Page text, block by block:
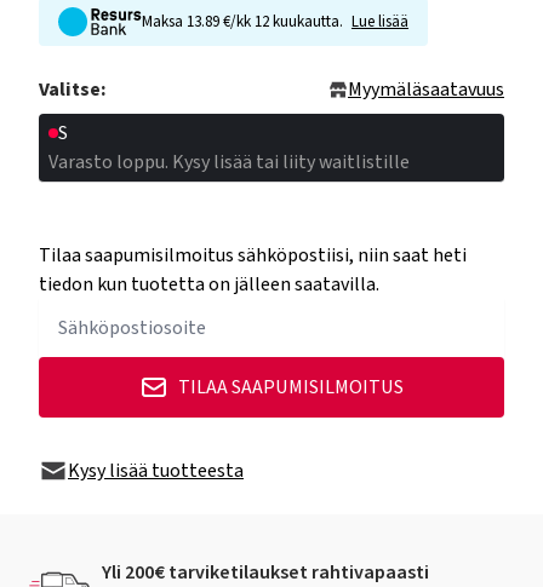
Maksa 13.89 €/kk 12 kuukautta. Lue lisää
Valitse:
Myymäläsaatavuus
S
Varasto loppu. Kysy lisää tai liity waitlistille
Tilaa saapumisilmoitus sähköpostiisi, niin saat heti
tiedon kun tuotetta on jälleen saatavilla.
TILAA SAAPUMISILMOITUS
Kysy lisää tuotteesta
Yli 200€ tarviketilaukset rahtivapaasti